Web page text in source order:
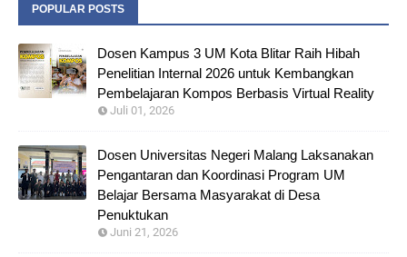
POPULAR POSTS
Dosen Kampus 3 UM Kota Blitar Raih Hibah
Penelitian Internal 2026 untuk Kembangkan
Pembelajaran Kompos Berbasis Virtual Reality
Juli 01, 2026
Dosen Universitas Negeri Malang Laksanakan
Pengantaran dan Koordinasi Program UM
Belajar Bersama Masyarakat di Desa
Penuktukan
Juni 21, 2026